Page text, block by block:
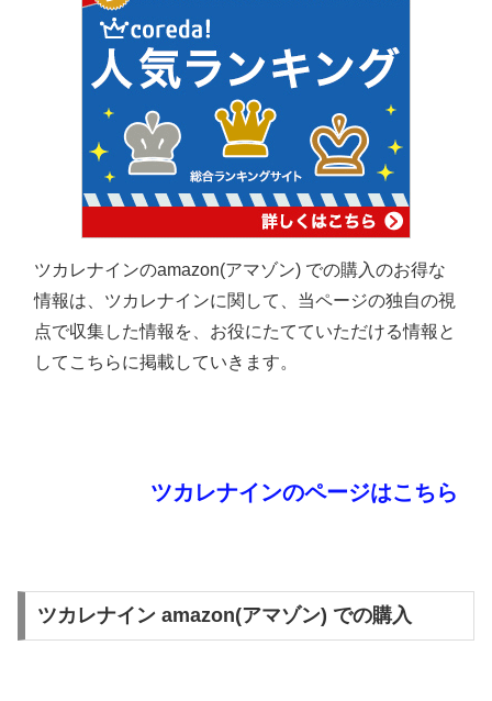
ツカレナインのamazon(アマゾン) での購入のお得な
情報は、ツカレナインに関して、当ページの独自の視
点で収集した情報を、お役にたてていただける情報と
してこちらに掲載していきます。
ツカレナインのページはこちら
ツカレナイン amazon(アマゾン) での購入